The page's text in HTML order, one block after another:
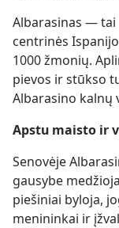
Albarasinas — tai
centrinės
1000 žmonių.
pievos ir stūkso
Albarasino kalnų
Apstu maisto ir
Senovėje
gausybe
piešiniai byloja,
menininkai ir